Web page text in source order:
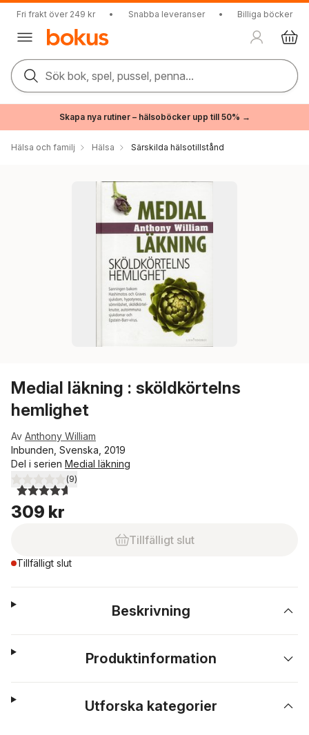
Fri frakt över 249 kr • Snabba leveranser • Billiga böcker
Sök bok, spel, pussel, penna...
Skapa nya rutiner – hälsoböcker upp till 50% →
Hälsa och familj Hälsa Särskilda hälsotillstånd
Medial läkning : sköldkörtelns
hemlighet
Av Anthony William
Inbunden, Svenska, 2019
Del i serien Medial läkning
4,6utav 5 stjärnor. Totalt antal röster:
(9)
309 kr
Tillfälligt slut
Tillfälligt slut
Beskrivning
Produktinformation
Utforska kategorier